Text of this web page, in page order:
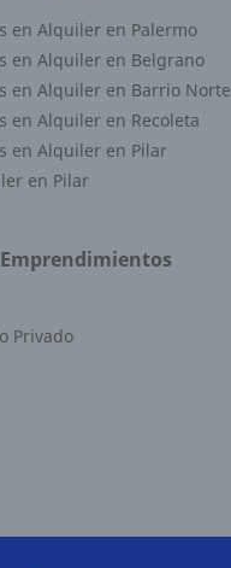
0.00 M2
del inmueble 60.34 M2
M2
en Alquiler en Palermo
en Alquiler en Belgrano
en Alquiler en Barrio Norte
en Alquiler en Recoleta
en Alquiler en Pilar
en Pilar
Privado